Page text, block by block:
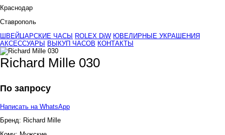
Краснодар
Ставрополь
ШВЕЙЦАРСКИЕ ЧАСЫ
ROLEX DiW ЮВЕЛИРНЫЕ УКРАШЕНИЯ
АКСЕССУАРЫ
ВЫКУП ЧАСОВ КОНТАКТЫ
Richard Mille 030
По запросу
Написать на WhatsApp
Бренд: Richard Mille